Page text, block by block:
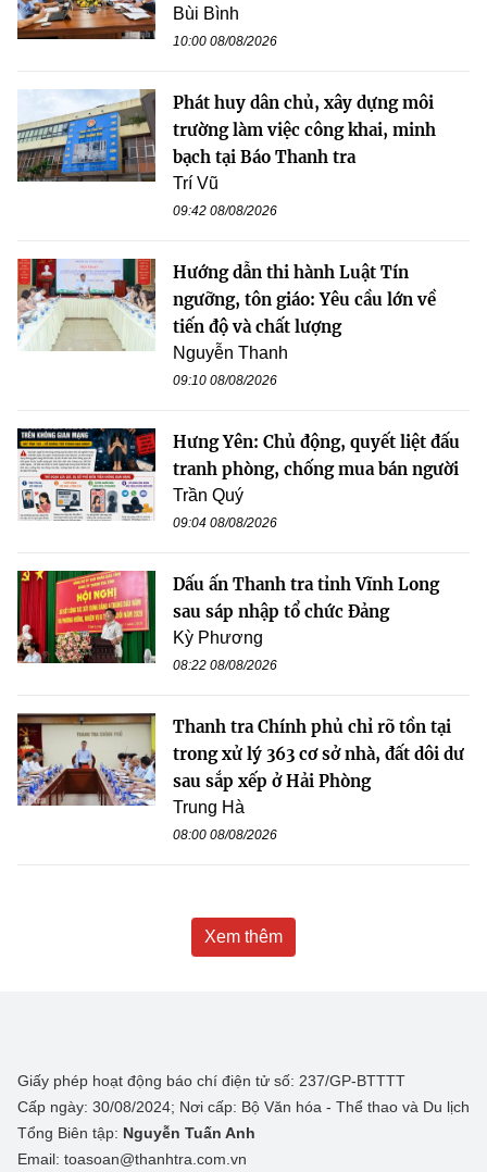
Bùi Bình
10:00 08/08/2026
Phát huy dân chủ, xây dựng môi
trường làm việc công khai, minh
bạch tại Báo Thanh tra
Trí Vũ
09:42 08/08/2026
Hướng dẫn thi hành Luật Tín
ngưỡng, tôn giáo: Yêu cầu lớn về
tiến độ và chất lượng
Nguyễn Thanh
09:10 08/08/2026
Hưng Yên: Chủ động, quyết liệt đấu
tranh phòng, chống mua bán người
Trần Quý
09:04 08/08/2026
Dấu ấn Thanh tra tỉnh Vĩnh Long
sau sáp nhập tổ chức Đảng
Kỳ Phương
08:22 08/08/2026
Thanh tra Chính phủ chỉ rõ tồn tại
trong xử lý 363 cơ sở nhà, đất dôi dư
sau sắp xếp ở Hải Phòng
Trung Hà
08:00 08/08/2026
Xem thêm
Giấy phép hoạt động báo chí điện tử số: 237/GP-BTTTT
Cấp ngày: 30/08/2024; Nơi cấp: Bộ Văn hóa - Thể thao và Du lịch
Tổng Biên tập: Nguyễn Tuấn Anh
Email: toasoan@thanhtra.com.vn